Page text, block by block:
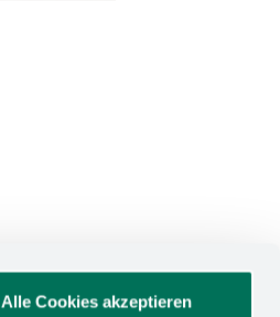
Alle Cookies akzeptieren